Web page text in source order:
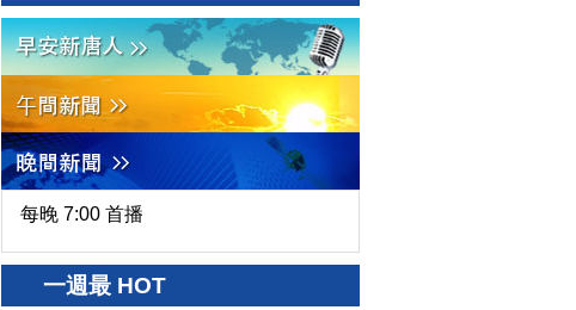
每晚 7:00 首播
一週最 HOT